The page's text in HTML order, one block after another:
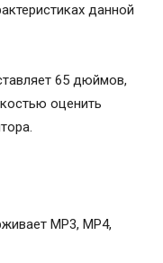
данной
65 дюймов,
оценить
MP3, MP4,